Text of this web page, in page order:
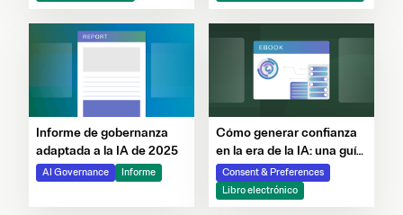
Informe de gobernanza
adaptada a la IA de 2025
AI Governance Informe
Cómo generar confianza
en la era de la IA: una guía
para el consentimiento, la
privacidad y el
perfeccionamiento de los
Consent & Preferences
Libro electrónico